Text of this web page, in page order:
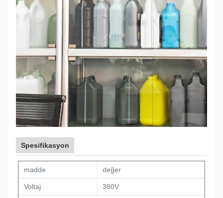
Spesifikasyon
madde değer
Voltaj 380V